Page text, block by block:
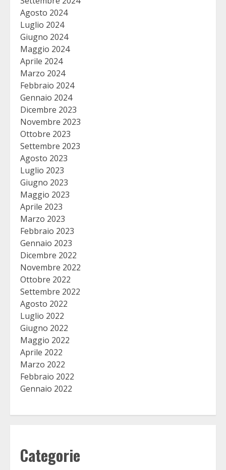
Agosto 2024
Luglio 2024
Giugno 2024
Maggio 2024
Aprile 2024
Marzo 2024
Febbraio 2024
Gennaio 2024
Dicembre 2023
Novembre 2023
Ottobre 2023
Settembre 2023
Agosto 2023
Luglio 2023
Giugno 2023
Maggio 2023
Aprile 2023
Marzo 2023
Febbraio 2023
Gennaio 2023
Dicembre 2022
Novembre 2022
Ottobre 2022
Settembre 2022
Agosto 2022
Luglio 2022
Giugno 2022
Maggio 2022
Aprile 2022
Marzo 2022
Febbraio 2022
Gennaio 2022
Categorie